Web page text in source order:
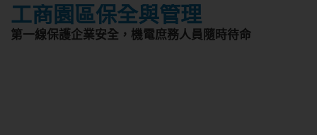
工商園區保全與管理
第一線保護企業安全，機電庶務人員隨時待命